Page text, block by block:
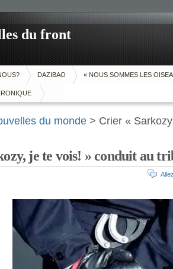
du front
DAZIBAO « NOUS SOMMES LES
du monde > Crier «
je te vois! » conduit au